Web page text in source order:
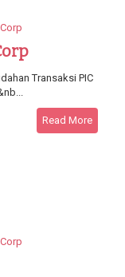
Transaksi PIC
Read More